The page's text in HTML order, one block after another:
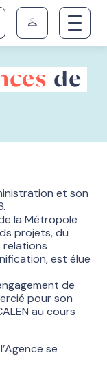
de
et son
la Métropole
projets, du
relations
est élue
de
pour son
au cours
se